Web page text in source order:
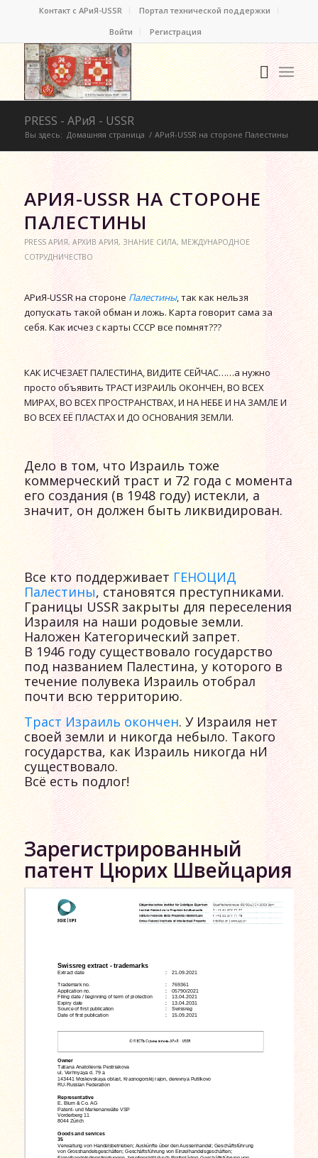
Контакт c АРиЯ-USSR
Портал технической поддержки
Войти
Регистрация
PRESS - АРиЯ - USSR
Вы здесь: Домашняя страница / АРиЯ-USSR на стороне Палестины
АРИЯ-USSR НА СТОРОНЕ
ПАЛЕСТИНЫ
PRESS АРИЯ, АРХИВ АРИЯ,ЗНАНИЕ СИЛА,МЕЖДУНАРОДНОЕ
СОТРУДНИЧЕСТВО
АРиЯ-USSR на сторонеПалестины, так как нельзя
допускать такой обман и ложь. Карта говорит сама за
себя. Как исчез с карты СССР все помнят???
КАК ИСЧЕЗАЕТ ПАЛЕСТИНА, ВИДИТЕ СЕЙЧАС……а нужно
просто объявить ТРАСТ ИЗРАИЛЬ ОКОНЧЕН, ВО ВСЕХ
МИРАХ, ВО ВСЕХ ПРОСТРАНСТВАХ, И НА НЕБЕ И НА ЗАМЛЕ И
ВО ВСЕХ ЕЁ ПЛАСТАХ И ДО ОСНОВАНИЯ ЗЕМЛИ.
Дело в том, что Израиль тоже
коммерческий траст и 72 года с момента
его создания (в 1948 году) истекли, а
значит, он должен быть ликвидирован.
Все кто поддерживаетГЕНОЦИД
Палестины, становятся преступниками.
Границы USSR закрыты для переселения
Израиля на наши родовые земли.
Наложен Категорический запрет.
В 1946 году существовало государство
под названием Палестина, у которого в
течение полувека Израиль отобрал
почти всю территорию.
Траст Израиль окончен. У Израиля нет
своей земли и никогда небыло. Такого
государства, как Израиль никогда нИ
существовало.
Всё есть подлог!
Зарегистрированный
патент Цюрих Швейцария